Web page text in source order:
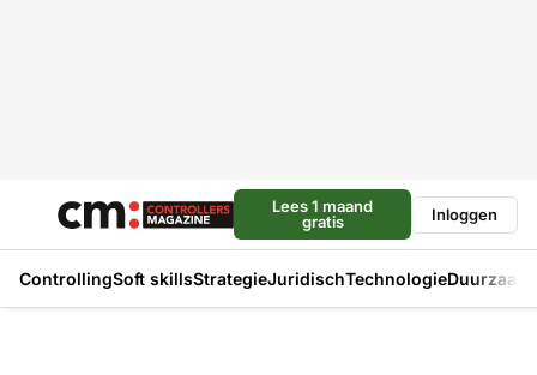
Lees 1 maand
gratis
Inloggen
ControllingSoft skillsStrategieJuridischTechnologie